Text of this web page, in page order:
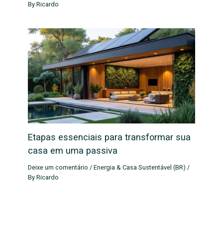
ByRicardo
Etapas essenciais para transformar sua
casa em uma passiva
Deixe um comentário /Energia & Casa Sustentável (BR) /
ByRicardo